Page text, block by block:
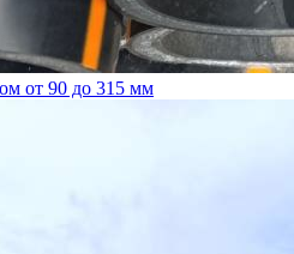
от 90 до 315 мм